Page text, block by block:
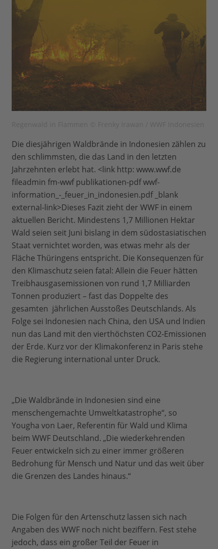
Die diesjährigen Waldbrände in Indonesien zählen zu
den schlimmsten, die das Land in den letzten
Jahrzehnten erlebt hat. <link http: www.wwf.de
fileadmin fm-wwf publikationen-pdf wwf-
information_-_feuer_in_indonesien.pdf _blank
external-link>Dieses Fazit zieht der WWF in einem
aktuellen Bericht. Mindestens 1,7 Millionen Hektar
Wald seien seit Juni bislang in dem südostasiatischen
Staat vernichtet worden, was etwas mehr als der
Fläche Thüringens entspricht. Die Konsequenzen für
den Klimaschutz seien fatal: Allein die Feuer hätten
Treibhausgasemissionen von rund 1,7 Milliarden
Tonnen produziert – fast das Doppelte des
gesamten jährlichen Ausstoßes Deutschlands. Als
Folge sei Indonesien nach China, den USA und Indien
nun das Land mit den vierthöchsten CO2-Emissionen
der Erde. Kurz vor der Klimakonferenz in Paris stehe
die Regierung international unter Druck.
„Die Waldbrände in Indonesien sind eine
menschengemachte Umweltkatastrophe“, so
Yougha von Laer, Referentin für Wald und Klima
beim WWF Deutschland. „Die wiederkehrenden
Feuer entwickeln sich zu einer immer größeren
Bedrohung für Mensch und Natur und das weit über
die Grenzen des Landes hinaus.“
Die Folgen für den Artenschutz lassen sich nach
Angaben des WWF noch nicht beziffern. Fest stehe
jedoch, dass ein großer Teil der Feuer in